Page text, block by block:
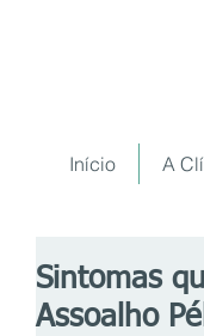
Início A
Sintomas
Assoalho